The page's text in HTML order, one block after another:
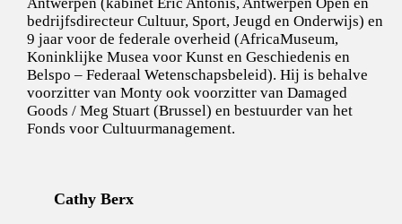
bedrijfsdirecteur Cultuur, Sport, Jeugd en Onderwijs) en
9 jaar voor de federale overheid (AfricaMuseum,
Koninklijke Musea voor Kunst en Geschiedenis en
Belspo – Federaal Wetenschapsbeleid). Hij is behalve
voorzitter van Monty ook voorzitter van Damaged
Goods / Meg Stuart (Brussel) en bestuurder van het
Fonds voor Cultuurmanagement.
Cathy Berx